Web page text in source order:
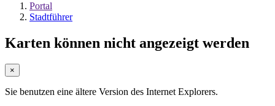
Portal
Stadtführer
Karten können nicht angezeigt werden
×
Sie benutzen eine ältere Version des Internet Explorers.